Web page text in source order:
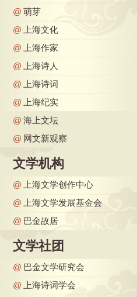
@ 萌芽
@
上海文化
@
上海作家
@
上海诗人
@
上海诗词
@
上海纪实
@ 海上文坛
@ 网文新观察
文学机构
@
上海文学创作中心
@
上海文学发展基金会
@ 巴金故居
文学社团
@ 巴金文学研究会
@
上海诗词学会